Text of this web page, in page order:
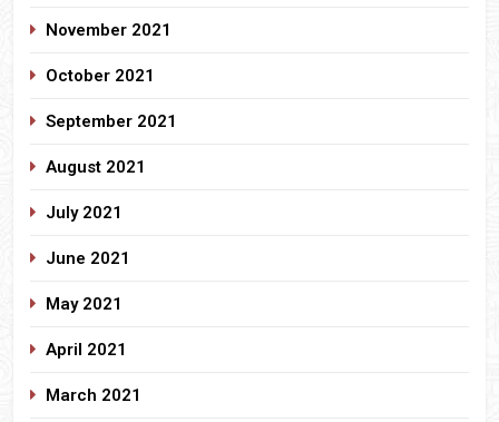
November 2021
October 2021
September 2021
August 2021
July 2021
June 2021
May 2021
April 2021
March 2021